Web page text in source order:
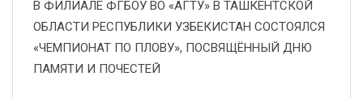
В ФИЛИАЛЕ ФГБОУ ВО «АГТУ» В ТАШКЕНТСКОЙ
ОБЛАСТИ РЕСПУБЛИКИ УЗБЕКИСТАН СОСТОЯЛСЯ
«ЧЕМПИОНАТ ПО ПЛОВУ», ПОСВЯЩЁННЫЙ ДНЮ
ПАМЯТИ И ПОЧЕСТЕЙ